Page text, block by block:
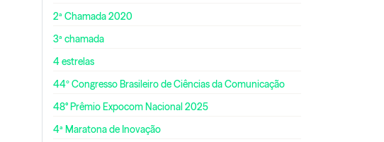
2ª Chamada 2020
3ª chamada
4 estrelas
44º Congresso Brasileiro de Ciências da Comunicação
48° Prêmio Expocom Nacional 2025
4ª Maratona de Inovação